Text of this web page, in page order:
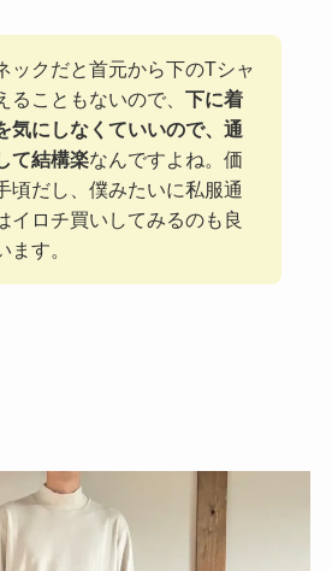
ックだと首元から下のTシャ
ることもないので、下に着
気にしなくていいので、通
て結構楽なんですよね。価
頃だし、僕みたいに私服通
イロチ買いしてみるのも良
ます。